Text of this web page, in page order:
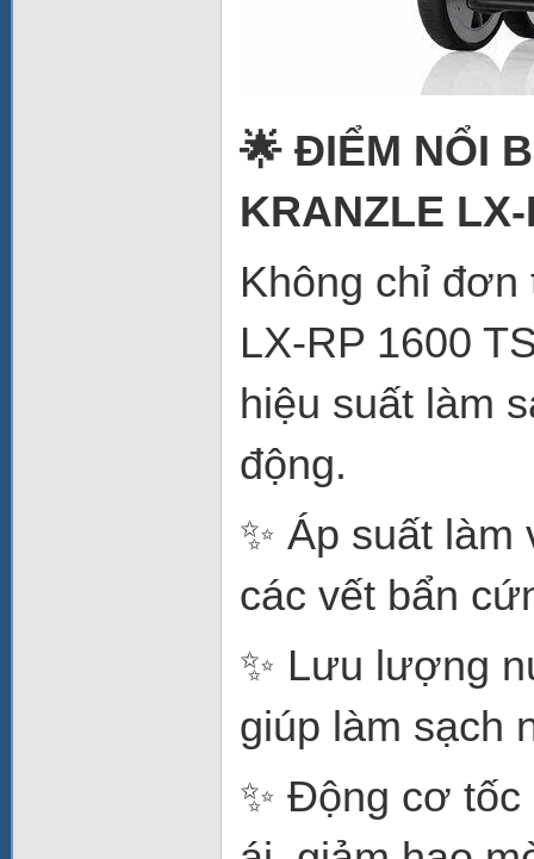
🌟 ĐIỂM NỔI
KRANZLE
Không chỉ
LX-RP 1600
hiệu suất làm
động.
✨ Áp suất
các vết bẩn
✨ Lưu lượng
giúp làm sạch
✨ Động cơ